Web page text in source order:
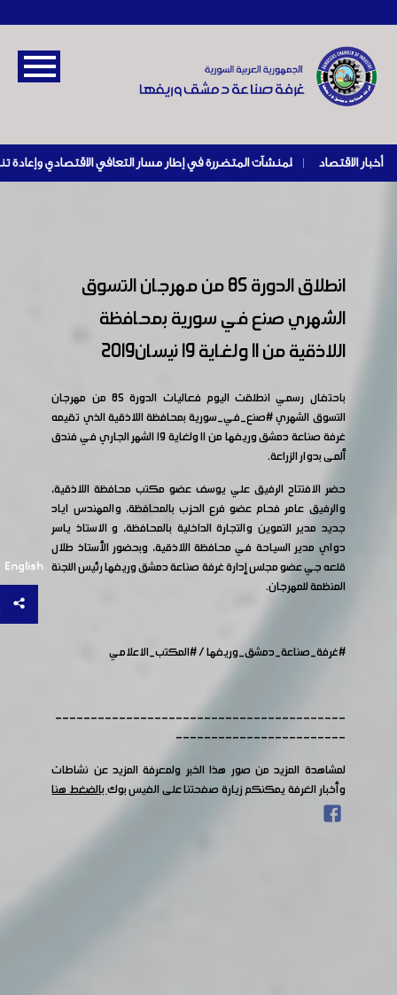
أخبار الاقتصاد |
English
انطلاق الدورة 85 من مهرجان التسوق
الشهري صنع في سورية بمحافظة
اللاذقية من 11 ولغاية 19 نيسان2019
باحتفال رسمي انطلقت اليوم فعاليات الدورة ٨٥ من مهرجان
التسوق الشهري#صنع_في_سوريةبمحافظة اللاذقية الذي تقيمه
غرفة صناعة دمشق وريفها من ١١ ولغاية ١٩ الشهر الجاري في فندق
ألمى بدوار الزراعة.
حضر الافتتاح الرفيق علي يوسف عضو مكتب محافظة اللاذقية،
والرفيق عامر فحام عضو فرع الحزب بالمحافظة، والمهندس اياد
جديد مدير التموين والتجارة الداخلية بالمحافظة، و الاستاذ ياسر
دواي مدير السياحة في محافظة اللاذقية، وبحضور الأستاذ طلال
قلعه جي عضو مجلس إدارة غرفة صناعة دمشق وريفها رئيس اللجنة
المنظمة للمهرجان.
#غرفة_صناعة_دمشق_وريفها/#المكتب_الاعلامي
-----------------------------------------
------------------------
لمشاهدة المزيد من صور هذا الخبر ولمعرفة المزيد عن نشاطات
وأخبار الغرفة يمكنكم زيارة صفحتنا على الفيس بوكبالضغط هنا